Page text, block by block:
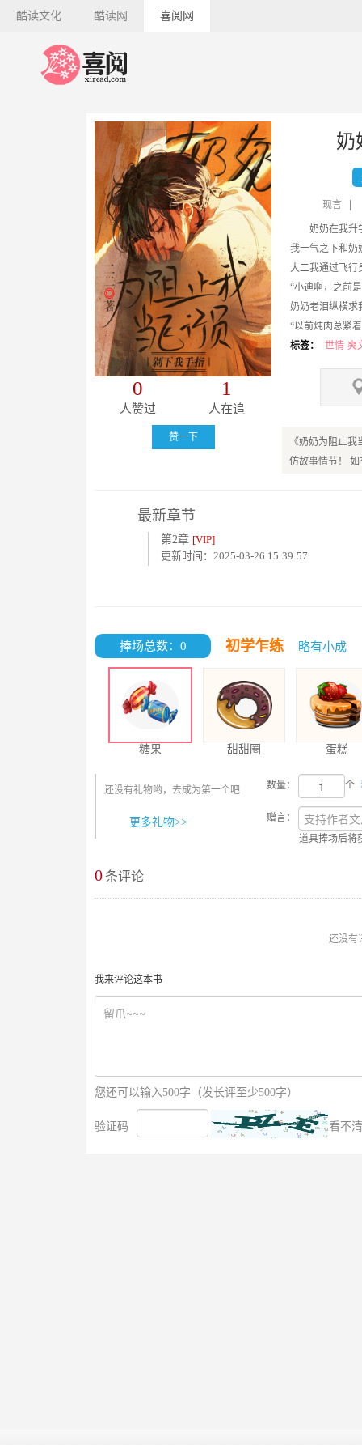
酷读文化 酷读网 喜阅网
0
人赞过
1
人在追
赞一下
奶
现言
奶奶在我升
我一气之下和奶
大二我通过飞行
“小迪啊，之前
奶奶老泪纵横求
“以前炖肉总紧
我感动回家，奶
标签： 世情 爽
《奶奶为阻止
仿故事情节！
最新章节
第2章 [VIP]
更新时间：2025-03-26 15:39:57
捧场总数：0 初学乍练 略有小成
糖果 甜甜圈 蛋糕
还没有礼物哟，去成为第一个吧
更多礼物>>
数量： 个
赠言：
道具捧场后将
0条评论
还没有
我来评论这本书
您还可以输入500字（发长评至少500字）
验证码 看不